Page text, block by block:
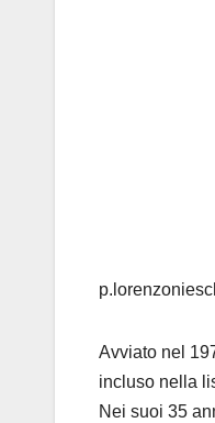
Avviato nel
incluso nella
Nei suoi 35